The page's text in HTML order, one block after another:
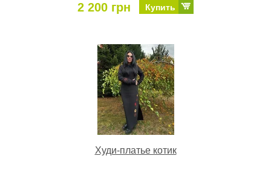
2 200 грн Купить
Худи-платье котик